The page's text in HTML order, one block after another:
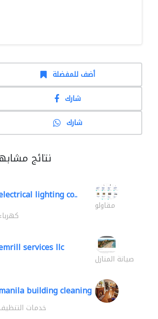
أضف للمفضلة
شارك
شارك
نتائج
lighting co..
مقاولو
services llc
صيانة المنازل
building cleaning
خدمات